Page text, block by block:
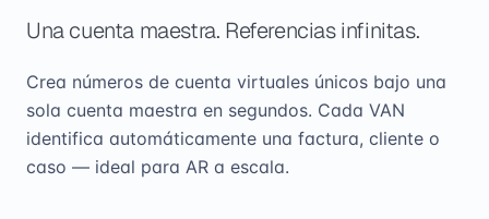
Una cuenta maestra. Referencias infinitas.
Crea números de cuenta virtuales únicos bajo una
sola cuenta maestra en segundos. Cada VAN
identifica automáticamente una factura, cliente o
caso — ideal para AR a escala.